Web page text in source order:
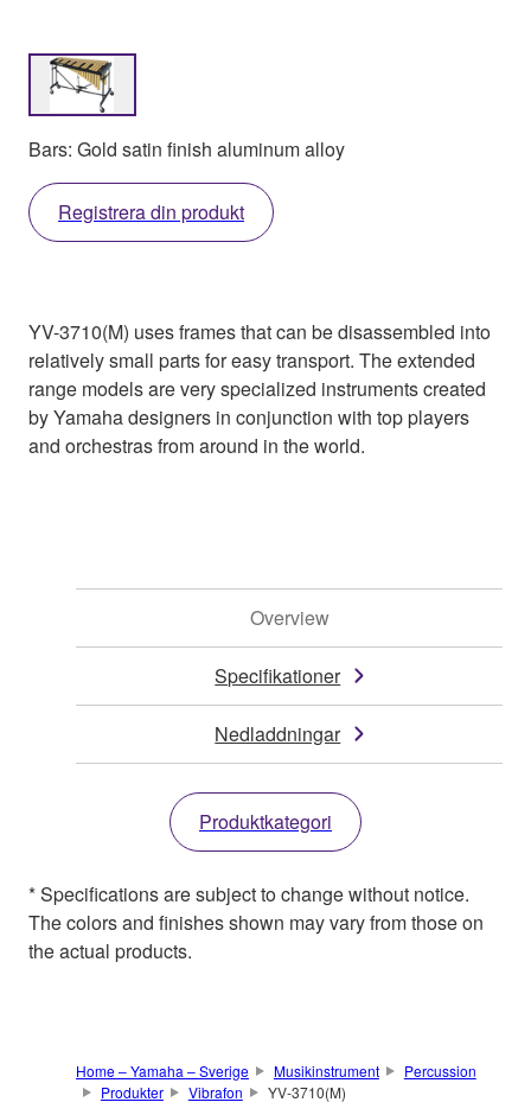
Bars: Gold satin finish aluminum alloy
Registrera din produkt
YV-3710(M) uses frames that can be disassembled into
relatively small parts for easy transport. The extended
range models are very specialized instruments created
by Yamaha designers in conjunction with top players
and orchestras from around in the world.
Overview
Specifikationer
Nedladdningar
Produktkategori
* Specifications are subject to change without notice.
The colors and finishes shown may vary from those on
the actual products.
Home – Yamaha – Sverige Musikinstrument
Percussion
Produkter
Vibrafon YV-3710(M)